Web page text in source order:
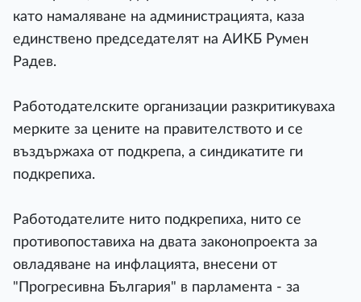
като намаляване на администрацията, каза
единствено председателят на АИКБ Румен
Радев.
Работодателските организации разкритикуваха
мерките за цените на правителството и се
въздържаха от подкрепа, а синдикатите ги
подкрепиха.
Работодателите нито подкрепиха, нито се
противопоставиха на двата законопроекта за
овладяване на инфлацията, внесени от
"Прогресивна България" в парламента - за